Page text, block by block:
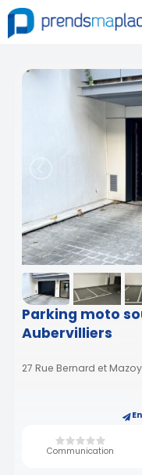
Parking moto
Aubervilliers
27 Rue Bernard et
Communication